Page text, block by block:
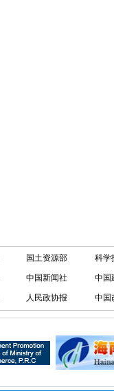
国土资源部 科学
中国新闻社 中国
人民政协报 中国